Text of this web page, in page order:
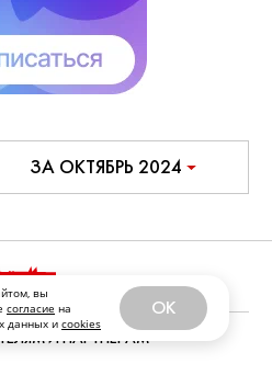
вы
согласие на
данных и cookies
OK
ЗА ОКТЯБРЬ 2024
И ПАРТНЕРАМ